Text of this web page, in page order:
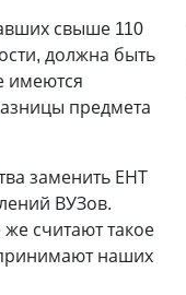
свыше 110
должна быть
имеются
предмета
заменить ЕНТ
ВУЗов.
считают такое
наших